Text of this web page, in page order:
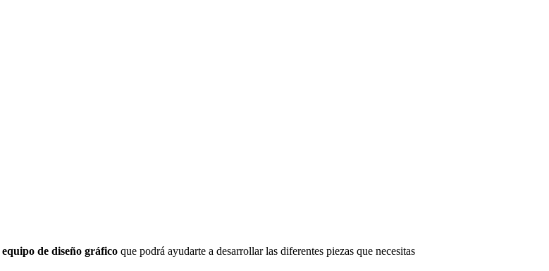
equipo de diseño gráficoque podrá ayudarte a desarrollar las diferentes piezas que necesitas